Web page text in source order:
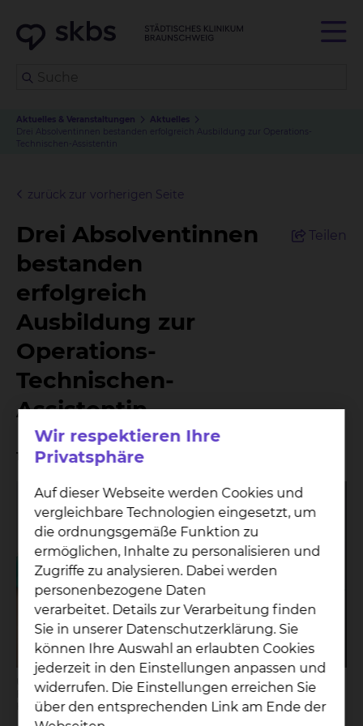
Aktuelles & Veranstaltungen
Aktuelles
Drei Absolventinnen bestanden erfolgreich Ausbildung zur Operations-
Technischen-Assistentin
zurück zur vorherigen Seite
Drei Absolventinnen
bestanden
erfolgreich
Ausbildung zur
Operations-
Technischen-
Assistentin
Teilen
19.02.2020
Über die neue Karriere im OP freuen sich mit Pflegedienstleitung
Frank Stemmler die neuen OTAs (v.l.n.r.) Jeanette Niendorf, Leah
Hörning und Hannah Schneider.
Wir respektieren Ihre
Privatsphäre
Auf dieser Webseite werden Cookies und
vergleichbare Technologien eingesetzt, um
die ordnungsgemäße Funktion zu
ermöglichen, Inhalte zu personalisieren und
Zugriffe zu analysieren. Dabei werden
personenbezogene Daten
verarbeitet. Details zur Verarbeitung finden
Sie in unserer Datenschutzerklärung. Sie
können Ihre Auswahl an erlaubten Cookies
jederzeit in den Einstellungen anpassen und
widerrufen. Die Einstellungen erreichen Sie
über den entsprechenden Link am Ende der